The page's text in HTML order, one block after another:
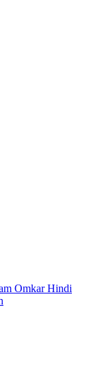
Omkar Hindi